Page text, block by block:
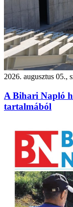
2026. augusztus 05.,
A Bihari Napló
tartalmából